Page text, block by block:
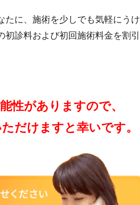
たに、施術を少しでも気軽にうけ
診料および初回施術料金を割引
性がありますので、
だけますと幸いです。